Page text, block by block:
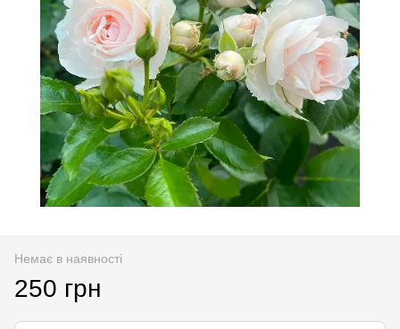
Немає в наявності
250 грн